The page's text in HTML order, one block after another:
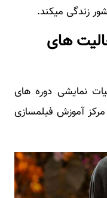
زندگی میکند.
های
نمایشی دوره های
مرکز آموزش فیلمسازی